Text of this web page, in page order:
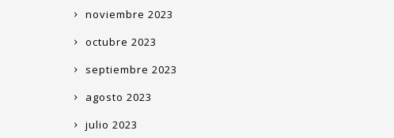
noviembre 2023
octubre 2023
septiembre 2023
agosto 2023
julio 2023